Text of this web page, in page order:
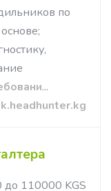
по
...
до 110000 KGS